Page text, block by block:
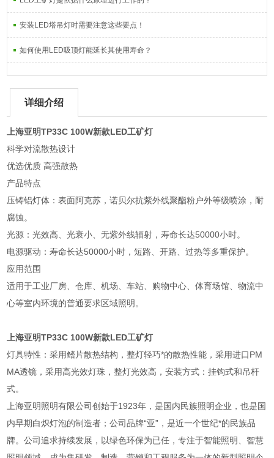
安装LED塔吊灯时需要注意这些要点！
如何使用LED吸顶灯能延长其使用寿命？
详细介绍
上海亚明TP33C 100W新款LED工矿灯
科学对流散热设计
优选优质 高强散热
产品特点
压铸铝灯体：表面阿克苏，诺贝尔抗紫外线聚酯粉户外等级喷涂，耐
腐蚀。
光源：光效高、光衰小、无紫外线辐射，寿命长达50000小时。
电源驱动：寿命长达50000小时，短路、开路、过热等多重保护。
应用范围
适用于工业厂房、仓库、机场、车站、购物中心、体育场馆、物流中
心等室内环境的普通要求区域照明。
上海亚明TP33C 100W新款LED工矿灯
灯具特性：采用鳍片散热结构，整灯轻巧*的散热性能，采用进口PM
MA透镜，采用高光效灯珠，整灯光效高，安装方式：挂钩式和吊杆
式。
上海亚明照明有限公司创始于1923年，是国内民族照明企业，也是国
内早期白炽灯泡的制造者；公司品牌“亚”，是近一个世纪*的民族品
牌。公司追求持续发展，以绿色环保为已任，专注于智能照明、智慧